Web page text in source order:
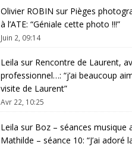
Olivier ROBIN sur Pièges
à l’ATE: “Géniale cette photo !!!”
Juin 2, 09:14
Leila sur Rencontre de Laurent,
professionnel…: “j’ai beaucoup
visite de Laurent”
Avr 22, 10:25
Leila sur Boz – séances musique
Mathilde – séance 10: “J’ai adoré